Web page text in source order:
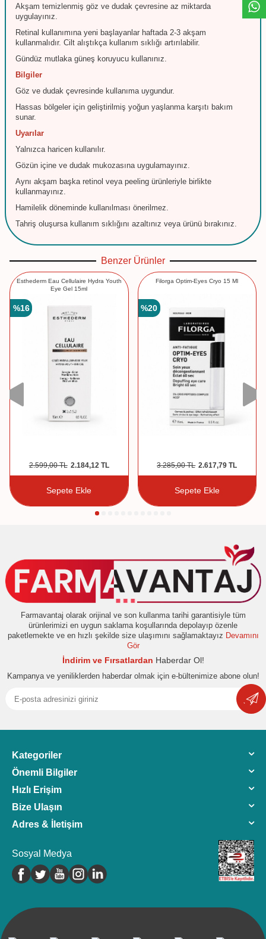
Akşam temizlenmiş göz ve dudak çevresine az miktarda
uygulayınız.
Retinal kullanımına yeni başlayanlar haftada 2-3 akşam
kullanmalıdır. Cilt alıştıkça kullanım sıklığı artırılabilir.
Gündüz mutlaka güneş koruyucu kullanınız.
Bilgiler
Göz ve dudak çevresinde kullanıma uygundur.
Hassas bölgeler için geliştirilmiş yoğun yaşlanma karşıtı bakım
sunar.
Uyarılar
Yalnızca haricen kullanılır.
Gözün içine ve dudak mukozasına uygulamayınız.
Aynı akşam başka retinol veya peeling ürünleriyle birlikte
kullanmayınız.
Hamilelik döneminde kullanılması önerilmez.
Tahriş oluşursa kullanım sıklığını azaltınız veya ürünü bırakınız.
Benzer Ürünler
Esthederm Eau Cellulaire Hydra Youth
Eye Gel 15ml
%16
2.599,00TL 2.184,12 TL
Sepete Ekle
Filorga Optim-Eyes Cryo 15 Ml
%20
3.285,00TL 2.617,79 TL
Sepete Ekle
Farmavantaj olarak orijinal ve son kullanma tarihi garantisiyle tüm
ürünlerimizi en uygun saklama koşullarında depolayıp özenle
paketlemekte ve en hızlı şekilde size ulaşımını sağlamaktayız Devamını
Gör
İndirim ve Fırsatlardan Haberdar Ol!
Kampanya ve yeniliklerden haberdar olmak için e-bültenimize abone olun!
Kategoriler
Önemli Bilgiler
Hızlı Erişim
Bize Ulaşın
Adres & İletişim
Sosyal Medya